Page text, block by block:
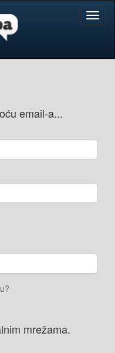
email-a...
mrežama.